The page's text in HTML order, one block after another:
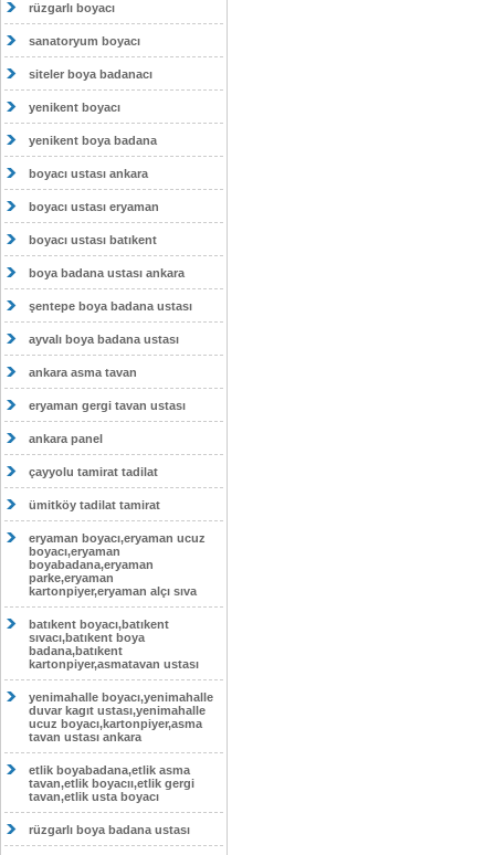
rüzgarlı boyacı
sanatoryum boyacı
siteler boya badanacı
yenikent boyacı
yenikent boya badana
boyacı ustası ankara
boyacı ustası eryaman
boyacı ustası batıkent
boya badana ustası ankara
şentepe boya badana ustası
ayvalı boya badana ustası
ankara asma tavan
eryaman gergi tavan ustası
ankara panel
çayyolu tamirat tadilat
ümitköy tadilat tamirat
eryaman boyacı,eryaman ucuz
boyacı,eryaman
boyabadana,eryaman
parke,eryaman
kartonpiyer,eryaman alçı sıva
batıkent boyacı,batıkent
sıvacı,batıkent boya
badana,batıkent
kartonpiyer,asmatavan ustası
yenimahalle boyacı,yenimahalle
duvar kagıt ustası,yenimahalle
ucuz boyacı,kartonpiyer,asma
tavan ustası ankara
etlik boyabadana,etlik asma
tavan,etlik boyacıı,etlik gergi
tavan,etlik usta boyacı
rüzgarlı boya badana ustası